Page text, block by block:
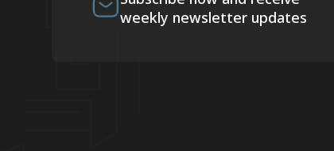
weekly newsletter updates